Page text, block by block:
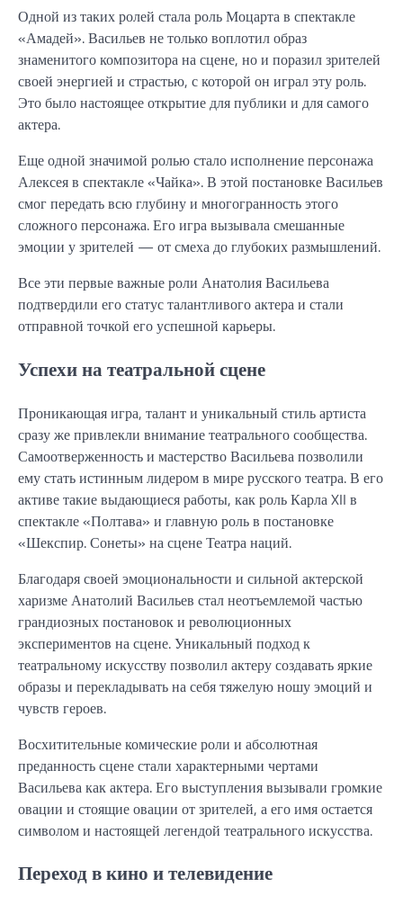
Одной из таких ролей стала роль Моцарта в спектакле
«Амадей». Васильев не только воплотил образ
знаменитого композитора на сцене, но и поразил зрителей
своей энергией и страстью, с которой он играл эту роль.
Это было настоящее открытие для публики и для самого
актера.
Еще одной значимой ролью стало исполнение персонажа
Алексея в спектакле «Чайка». В этой постановке Васильев
смог передать всю глубину и многогранность этого
сложного персонажа. Его игра вызывала смешанные
эмоции у зрителей — от смеха до глубоких размышлений.
Все эти первые важные роли Анатолия Васильева
подтвердили его статус талантливого актера и стали
отправной точкой его успешной карьеры.
Успехи на театральной сцене
Проникающая игра, талант и уникальный стиль артиста
сразу же привлекли внимание театрального сообщества.
Самоотверженность и мастерство Васильева позволили
ему стать истинным лидером в мире русского театра. В его
активе такие выдающиеся работы, как роль Карла XII в
спектакле «Полтава» и главную роль в постановке
«Шекспир. Сонеты» на сцене Театра наций.
Благодаря своей эмоциональности и сильной актерской
харизме Анатолий Васильев стал неотъемлемой частью
грандиозных постановок и революционных
экспериментов на сцене. Уникальный подход к
театральному искусству позволил актеру создавать яркие
образы и перекладывать на себя тяжелую ношу эмоций и
чувств героев.
Восхитительные комические роли и абсолютная
преданность сцене стали характерными чертами
Васильева как актера. Его выступления вызывали громкие
овации и стоящие овации от зрителей, а его имя остается
символом и настоящей легендой театрального искусства.
Переход в кино и телевидение